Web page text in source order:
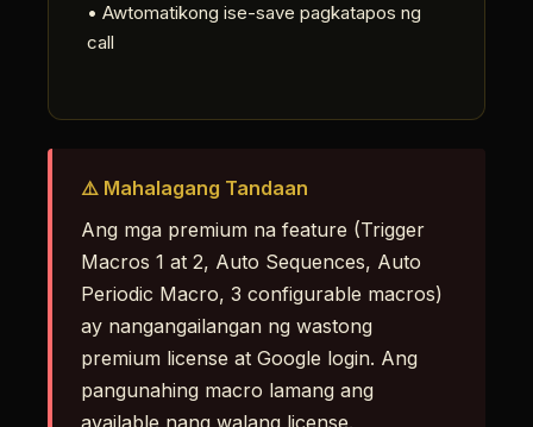
• Awtomatikong ise-save pagkatapos ng
call
⚠️ Mahalagang Tandaan
Ang mga premium na feature (Trigger
Macros 1 at 2, Auto Sequences, Auto
Periodic Macro, 3 configurable macros)
ay nangangailangan ng wastong
premium license at Google login. Ang
pangunahing macro lamang ang
available nang walang license.